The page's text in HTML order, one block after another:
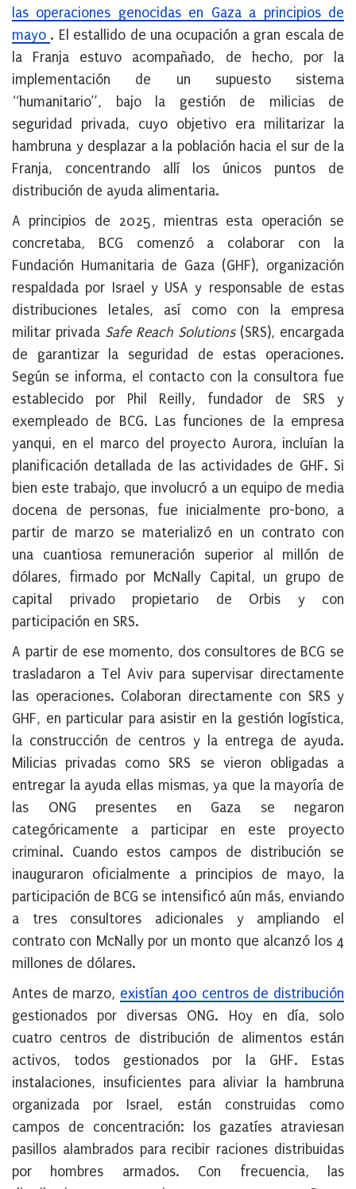
las operaciones genocidas en Gaza a principios de
mayo . El estallido de una ocupación a gran escala de
la Franja estuvo acompañado, de hecho, por la
implementación de un supuesto sistema
“humanitario”, bajo la gestión de milicias de
seguridad privada, cuyo objetivo era militarizar la
hambruna y desplazar a la población hacia el sur de la
Franja, concentrando allí los únicos puntos de
distribución de ayuda alimentaria.
A principios de 2025, mientras esta operación se
concretaba, BCG comenzó a colaborar con la
Fundación Humanitaria de Gaza (GHF), organización
respaldada por Israel y USA y responsable de estas
distribuciones letales, así como con la empresa
militar privada Safe Reach Solutions (SRS), encargada
de garantizar la seguridad de estas operaciones.
Según se informa, el contacto con la consultora fue
establecido por Phil Reilly, fundador de SRS y
exempleado de BCG. Las funciones de la empresa
yanqui, en el marco del proyecto Aurora, incluían la
planificación detallada de las actividades de GHF. Si
bien este trabajo, que involucró a un equipo de media
docena de personas, fue inicialmente pro-bono, a
partir de marzo se materializó en un contrato con
una cuantiosa remuneración superior al millón de
dólares, firmado por McNally Capital, un grupo de
capital privado propietario de Orbis y con
participación en SRS.
A partir de ese momento, dos consultores de BCG se
trasladaron a Tel Aviv para supervisar directamente
las operaciones. Colaboran directamente con SRS y
GHF, en particular para asistir en la gestión logística,
la construcción de centros y la entrega de ayuda.
Milicias privadas como SRS se vieron obligadas a
entregar la ayuda ellas mismas, ya que la mayoría de
las ONG presentes en Gaza se negaron
categóricamente a participar en este proyecto
criminal. Cuando estos campos de distribución se
inauguraron oficialmente a principios de mayo, la
participación de BCG se intensificó aún más, enviando
a tres consultores adicionales y ampliando el
contrato con McNally por un monto que alcanzó los 4
millones de dólares.
Antes de marzo, existían 400 centros de distribución
gestionados por diversas ONG. Hoy en día, solo
cuatro centros de distribución de alimentos están
activos, todos gestionados por la GHF. Estas
instalaciones, insuficientes para aliviar la hambruna
organizada por Israel, están construidas como
campos de concentración: los gazatíes atraviesan
pasillos alambrados para recibir raciones distribuidas
por hombres armados. Con frecuencia, las